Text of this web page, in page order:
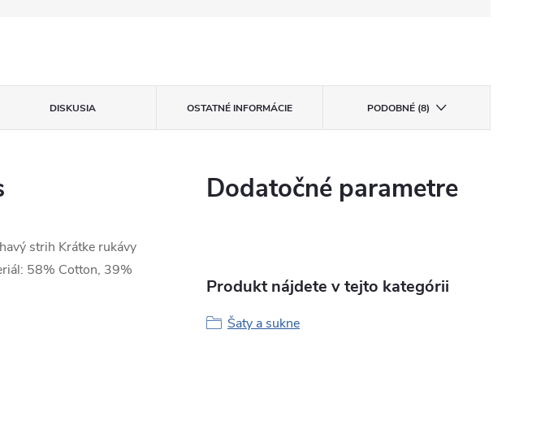
DISKUSIA OSTATNÉ INFORMÁCIE PODOBNÉ (8)
strih Krátke rukávy
58% Cotton, 39%
Dodatočné parametre
Produkt nájdete v tejto kategórii
Šaty a sukne